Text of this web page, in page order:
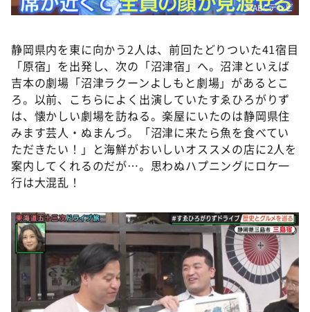
©️ABCテレビ
静岡県内を東に向かう2人は、前回たどりついた41宿目
「原宿」を出発し、次の「沼津宿」へ。沼津といえば
吉本の劇場「沼津ラクーンよしもと劇場」があるとこ
ろ。以前、こちらによく出演していたすゑひろがりず
は、懐かしい劇場を訪ねる。楽屋にいたのは静岡県住
みます芸人・ぬまんづ。「沼津に来たら魚を食べてい
ただきたい！」と海鮮がおいしいオススメの店に2人を
案内してくれるのだが…。思わぬハプニングにロケ一
行は大混乱！